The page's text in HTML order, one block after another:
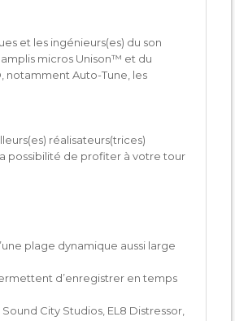
et les ingénieurs(es) du son
micros Unison™ et du
notamment Auto-Tune, les
réalisateurs(trices)
possibilité de profiter à votre tour
plage dynamique aussi large
d’enregistrer en temps
City Studios, EL8 Distressor,